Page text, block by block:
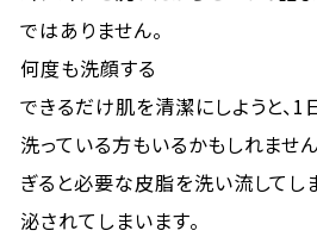
ではありません。
何度も洗顔する
できるだけ肌を清潔にしようと、
洗っている方もいるかもしれませ
ぎると必要な皮脂を洗い流してし
泌されてしまいます。